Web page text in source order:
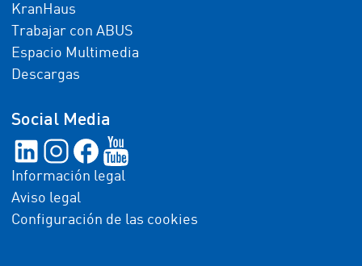
KranHaus
Trabajar con ABUS
Espacio Multimedia
Descargas
Social Media
Información legal
Aviso legal
Configuración de las cookies